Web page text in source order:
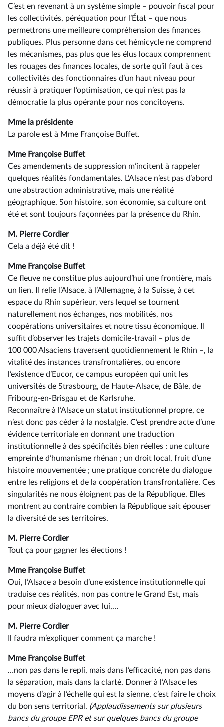
C’est en revenant à un système simple –⁠ pouvoir fiscal pour
les collectivités, péréquation pour l’État – que nous
permettrons une meilleure compréhension des finances
publiques. Plus personne dans cet hémicycle ne comprend
les mécanismes, pas plus que les élus locaux comprennent
les rouages des finances locales, de sorte qu’il faut à ces
collectivités des fonctionnaires d’un haut niveau pour
réussir à pratiquer l’optimisation, ce qui n’est pas la
démocratie la plus opérante pour nos concitoyens.
Mme la présidente
La parole est à Mme Françoise Buffet.
Mme Françoise Buffet
Ces amendements de suppression m’incitent à rappeler
quelques réalités fondamentales. L’Alsace n’est pas d’abord
une abstraction administrative, mais une réalité
géographique. Son histoire, son économie, sa culture ont
été et sont toujours façonnées par la présence du Rhin.
M. Pierre Cordier
Cela a déjà été dit !
Mme Françoise Buffet
Ce fleuve ne constitue plus aujourd’hui une frontière, mais
un lien. Il relie l’Alsace, à l’Allemagne, à la Suisse, à cet
espace du Rhin supérieur, vers lequel se tournent
naturellement nos échanges, nos mobilités, nos
coopérations universitaires et notre tissu économique. Il
suffit d’observer les trajets domicile-travail –⁠ plus de
100 000 Alsaciens traversent quotidiennement le Rhin –, la
vitalité des instances transfrontalières, ou encore
l’existence d’Eucor, ce campus européen qui unit les
universités de Strasbourg, de Haute-Alsace, de Bâle, de
Fribourg-en-Brisgau et de Karlsruhe.
Reconnaître à l’Alsace un statut institutionnel propre, ce
n’est donc pas céder à la nostalgie. C’est prendre acte d’une
évidence territoriale en donnant une traduction
institutionnelle à des spécificités bien réelles : une culture
empreinte d’humanisme rhénan ; un droit local, fruit d’une
histoire mouvementée ; une pratique concrète du dialogue
entre les religions et de la coopération transfrontalière. Ces
singularités ne nous éloignent pas de la République. Elles
montrent au contraire combien la République sait épouser
la diversité de ses territoires.
M. Pierre Cordier
Tout ça pour gagner les élections !
Mme Françoise Buffet
Oui, l’Alsace a besoin d’une existence institutionnelle qui
traduise ces réalités, non pas contre le Grand Est, mais
pour mieux dialoguer avec lui,…
M. Pierre Cordier
Il faudra m’expliquer comment ça marche !
Mme Françoise Buffet
…non pas dans le repli, mais dans l’efficacité, non pas dans
la séparation, mais dans la clarté. Donner à l’Alsace les
moyens d’agir à l’échelle qui est la sienne, c’est faire le choix
du bon sens territorial. (Applaudissements sur plusieurs
bancs du groupe EPR et sur quelques bancs du groupe